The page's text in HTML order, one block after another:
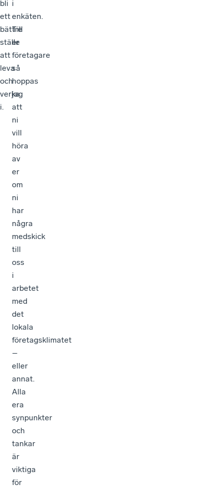
bli
ett
bättre
ställe
att
leva
och
verka
i.
i
enkäten.
Till
er
företagare
så
hoppas
jag
att
ni
vill
höra
av
er
om
ni
har
några
medskick
till
oss
i
arbetet
med
det
lokala
företagsklimatet
–
eller
annat.
Alla
era
synpunkter
och
tankar
är
viktiga
för